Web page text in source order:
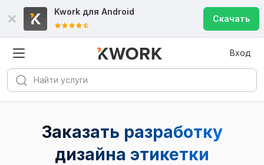
Kwork для Android
Скачать
Вход
Заказать разработку
дизайна этикетки